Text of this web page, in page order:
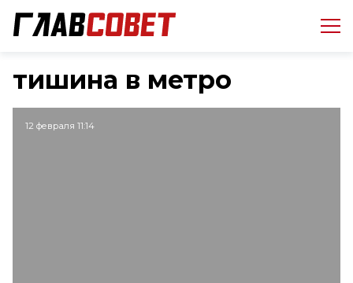
тишина в метро
12 февраля 11:14